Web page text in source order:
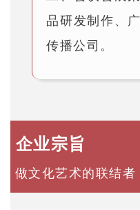
品研发制作、
传播公司。
企业宗旨
做文化艺术的联结者